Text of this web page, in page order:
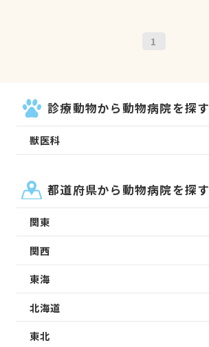
1
診療動物から動物病院を探す
獣医科
都道府県から動物病院を探す
関東
関西
東海
北海道
東北